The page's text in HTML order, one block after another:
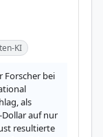
KI
Forscher bei
als
auf nur
resultierte